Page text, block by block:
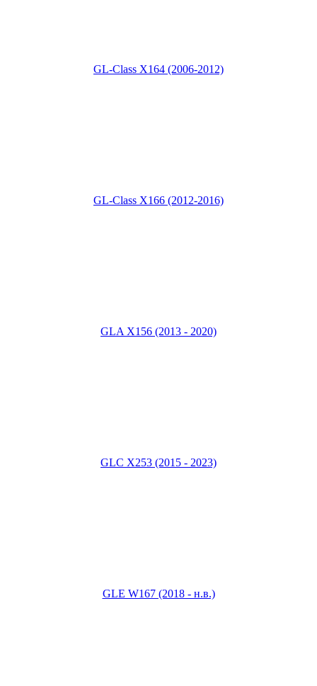
GL-Class X164 (2006-2012)
GL-Class X166 (2012-2016)
GLA X156 (2013 - 2020)
GLC X253 (2015 - 2023)
GLE W167 (2018 - н.в.)